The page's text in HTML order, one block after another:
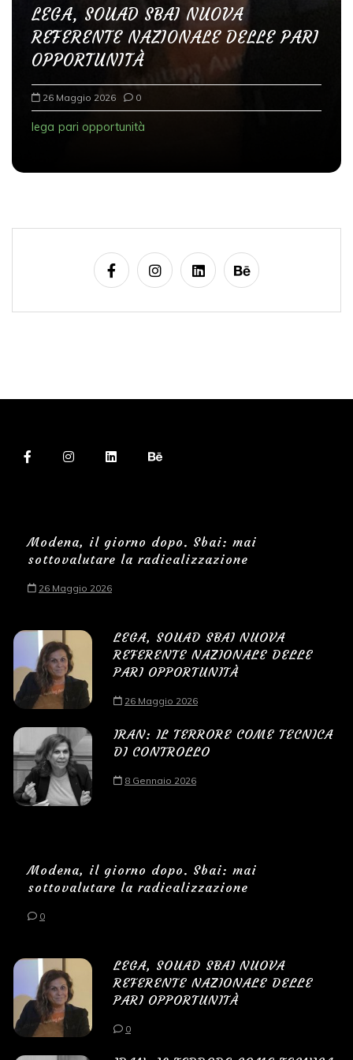
o
LEGA, SOUAD SBAI NUOVA
REFERENTE NAZIONALE DELLE PARI
OPPORTUNITÀ
26 Maggio 2026 0
lega pari opportunità
Modena, il giorno dopo. Sbai: mai
sottovalutare la radicalizzazione
26 Maggio 2026
LEGA, SOUAD SBAI NUOVA
REFERENTE NAZIONALE DELLE
PARI OPPORTUNITÀ
26 Maggio 2026
IRAN: IL TERRORE COME TECNICA
DI CONTROLLO
8 Gennaio 2026
Modena, il giorno dopo. Sbai: mai
sottovalutare la radicalizzazione
0
LEGA, SOUAD SBAI NUOVA
REFERENTE NAZIONALE DELLE
PARI OPPORTUNITÀ
0